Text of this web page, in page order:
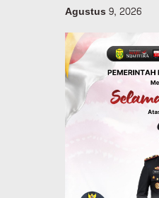
Agustus 9, 2026
Sosial & Keagamaan
45 Pramuka
Berangkat
Cibubur,
Peserta
Agustus 9, 2026